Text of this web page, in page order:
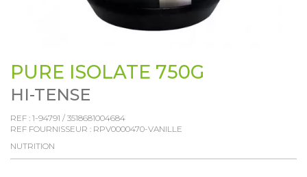
PURE ISOLATE 750G
HI-TENSE
REF : 1-94791 / 3518681004684
REF FOURNISSEUR : RPV0000470-VANILLE
NUTRITION